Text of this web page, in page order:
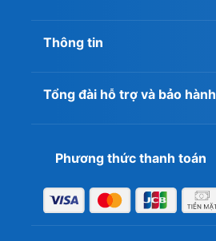
Thông tin
Tổng đài hỗ trợ và bảo hành
Phương thức thanh toán